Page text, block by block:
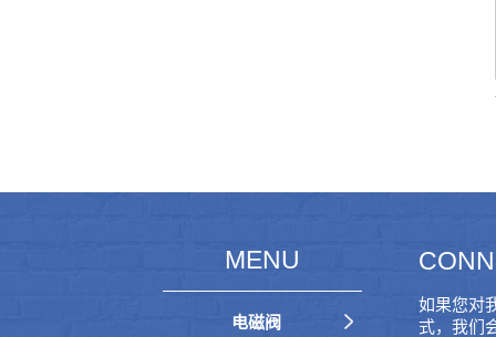
MENU
电磁阀
如果您对
式，我们